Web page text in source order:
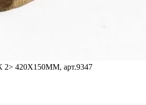
420Х150ММ, арт.9347